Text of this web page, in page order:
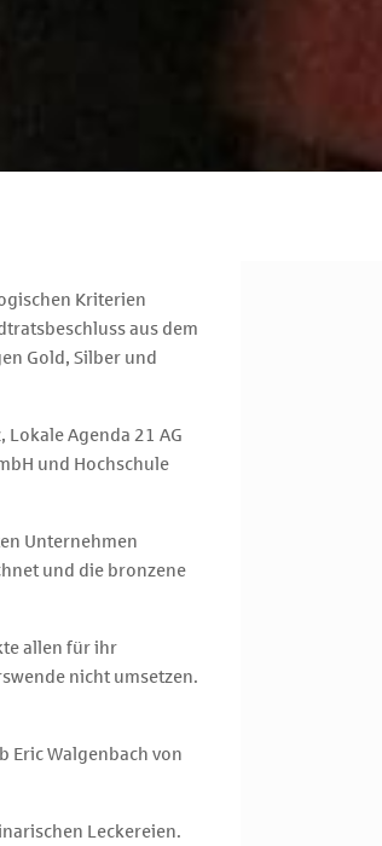
Kriterien
aus dem
Gold, Silber und
Agenda 21 AG
und Hochschule
Unternehmen
und die bronzene
allen für ihr
nicht umsetzen.
Eric Walgenbach von
Leckereien.